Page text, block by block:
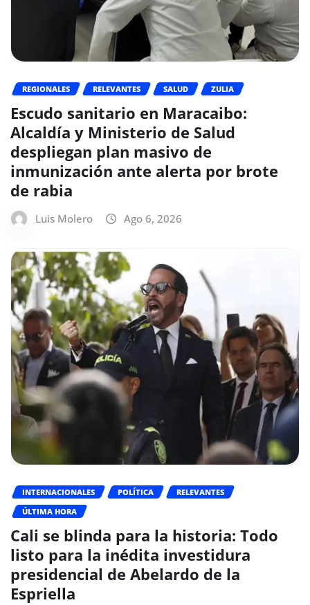
REGIONALES RELEVANTES SALUD ZULIA
Escudo sanitario en Maracaibo:
Alcaldía y Ministerio de Salud
despliegan plan masivo de
inmunización ante alerta por brote
de rabia
Luis Molero Ago 6, 2026
INTERNACIONALES POLÍTICA
RELEVANTES
ÚLTIMA HORA
Cali se blinda para la historia: Todo
listo para la inédita investidura
presidencial de Abelardo de la
Espriella